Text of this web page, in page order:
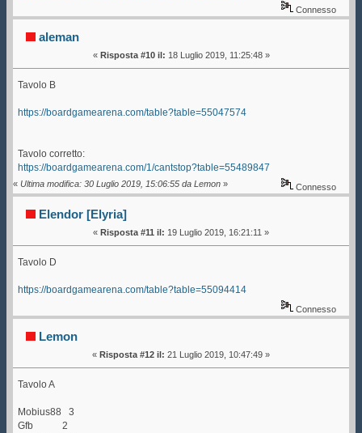
Connesso
aleman
« Risposta #10 il: 18 Luglio 2019, 11:25:48 »
Tavolo B
https://boardgamearena.com/table?table=55047574
Tavolo corretto:
https://boardgamearena.com/1/cantstop?table=55489847
« Ultima modifica: 30 Luglio 2019, 15:06:55 da Lemon » Connesso
Elendor [Elyria]
« Risposta #11 il: 19 Luglio 2019, 16:21:11 »
Tavolo D
https://boardgamearena.com/table?table=55094414
Connesso
Lemon
« Risposta #12 il: 21 Luglio 2019, 10:47:49 »
Tavolo A
Mobius88 3
Gfb 2